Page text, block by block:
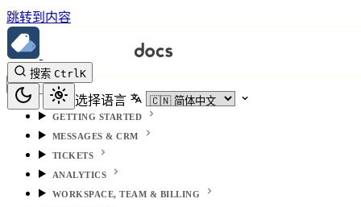
跳转到内容
搜索 CtrlK
选择语言
GETTING STARTED
MESSAGES & CRM
TICKETS
ANALYTICS
WORKSPACE, TEAM & BILLING